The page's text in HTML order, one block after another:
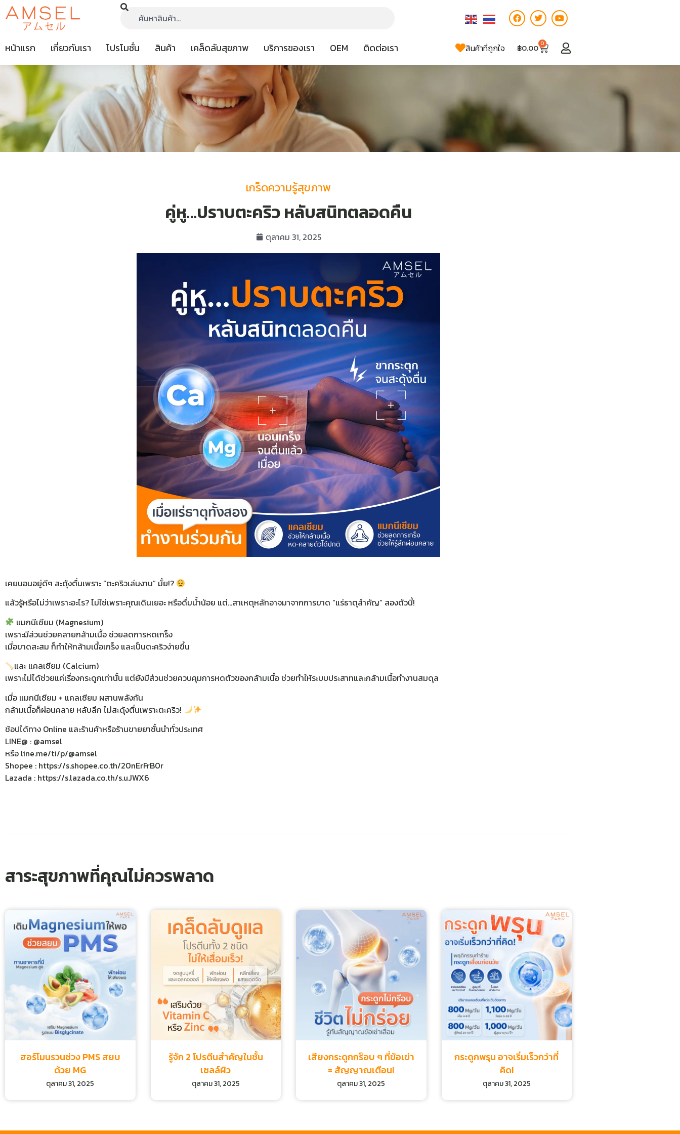
หน้าแรก เกี่ยวกับเรา โปรโมชั่น สินค้า เคล็ดลับสุขภาพ บริการของเรา OEM ติดต่อเรา สินค้าที่ถูกใจ ฿0.00 0
เกร็ดความรู้สุขภาพ
คู่หู…ปราบตะคริว หลับสนิทตลอดคืน
ตุลาคม 31, 2025
เคยนอนอยู่ดีๆ สะดุ้งตื่นเพราะ “ตะคริวเล่นงาน” มั้ย!?
แล้วรู้หรือไม่ว่าเพราะอะไร? ไม่ใช่เพราะคุณเดินเยอะ หรือดื่มน้ำน้อย แต่…สาเหตุหลักอาจมาจากการขาด “แร่ธาตุสำคัญ” สองตัวนี้!
แมกนีเซียม (Magnesium)
เพราะมีส่วนช่วยคลายกล้ามเนื้อ ช่วยลดการหดเกร็ง
เมื่อขาดสะสม ก็ทำให้กล้ามเนื้อเกร็ง และเป็นตะคริวง่ายขึ้น
และ แคลเซียม (Calcium)
เพราะไม่ได้ช่วยแค่เรื่องกระดูกเท่านั้น แต่ยังมีส่วนช่วยควบคุมการหดตัวของกล้ามเนื้อ ช่วยทำให้ระบบประสาทและกล้ามเนื้อทำงานสมดุล
เมื่อ แมกนีเซียม + แคลเซียม ผสานพลังกัน
กล้ามเนื้อก็ผ่อนคลาย หลับลึก ไม่สะดุ้งตื่นเพราะตะคริว!
ช้อปได้ทาง Online และร้านค้าหรือร้านขายยาชั้นนำทั่วประเทศ
LINE@ : @amsel
หรือ line.me/ti/p/@amsel
Shopee : https://s.shopee.co.th/20nErFrB0r
Lazada : https://s.lazada.co.th/s.uJWX6
สาระสุขภาพที่คุณไม่ควรพลาด
ฮอร์โมนรวนช่วง PMS สยบ
ด้วย MG
ตุลาคม 31, 2025
รู้จัก 2 โปรตีนสำคัญในชั้น
เซลล์ผิว
ตุลาคม 31, 2025
เสียงกระดูกกร๊อบ ๆ ที่ข้อเข่า
= สัญญาณเตือน!
ตุลาคม 31, 2025
กระดูกพรุน อาจเริ่มเร็วกว่าที่
คิด!
ตุลาคม 31, 2025